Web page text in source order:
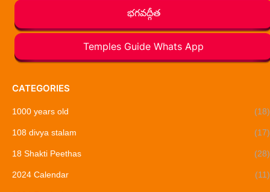
భగవద్గీత
Temples Guide Whats App
CATEGORIES
1000 years old (18)
108 divya stalam (17)
18 Shakti Peethas (28)
2024 Calendar (11)